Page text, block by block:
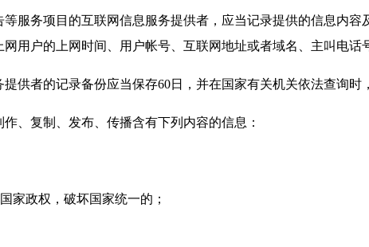
务项目的互联网信息服务提供者，应当记录提供的信息内容
用户的上网时间、用户帐号、互联网地址或者域名、主叫电话
者的记录备份应当保存60日，并在国家有关机关依法查询时
复制、发布、传播含有下列内容的信息：
政权，破坏国家统一的；